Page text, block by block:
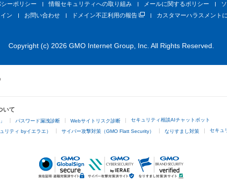
ーポリシー 情報セキュリティへの取り組み メールに関するポリシー
ン
お問い合わせ ドメイン不正利用の報告 カスタマーハラスメント
Copyright (c) 2026 GMO Internet Group, Inc. All Rights Reserved.
いて
パスワード漏洩診断 Webサイトリスク診断 セキュリティ相談AIチャットボット
リティ byイエラエ） サイバー攻撃対策（GMO Flatt Security） なりすまし対策 セキュ